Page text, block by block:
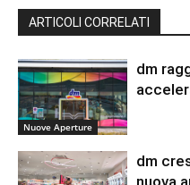
ARTICOLI CORRELATI
Nuove Aperture
dm
dm